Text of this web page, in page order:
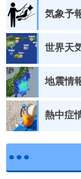
気象予
世界天
地震情
熱中症